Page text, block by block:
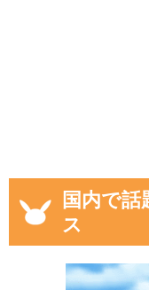
国内で
ス